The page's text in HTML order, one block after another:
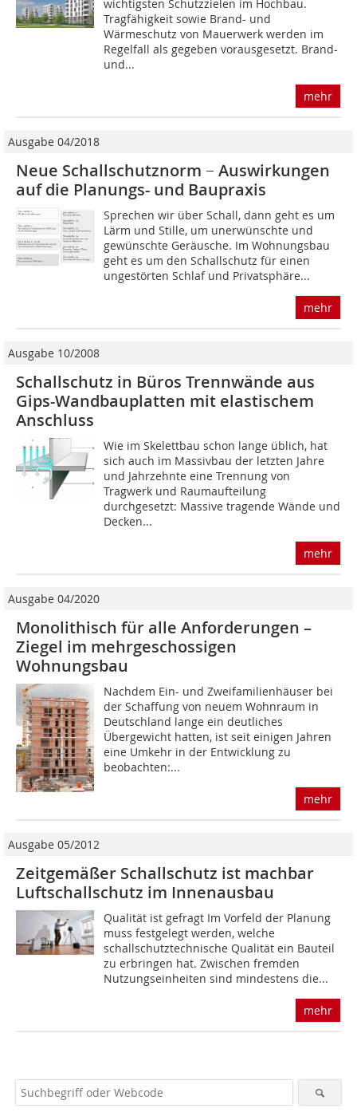
wichtigsten Schutzzielen im Hochbau.
Tragfähigkeit sowie Brand- und
Wärmeschutz von Mauerwerk werden im
Regelfall als gegeben vorausgesetzt. Brand-
und...
mehr
Ausgabe 04/2018
Neue Schallschutznorm − Auswirkungen
auf die Planungs- und Baupraxis
Sprechen wir über Schall, dann geht es um
Lärm und Stille, um unerwünschte und
gewünschte Geräusche. Im Wohnungsbau
geht es um den Schallschutz für einen
ungestörten Schlaf und Privatsphäre...
mehr
Ausgabe 10/2008
Schallschutz in Büros Trennwände aus
Gips-Wandbauplatten mit elastischem
Anschluss
Wie im Skelettbau schon lange üblich, hat
sich auch im Massivbau der letzten Jahre
und Jahrzehnte eine Trennung von
Tragwerk und Raum­aufteilung
durchgesetzt: Massive tragende Wände und
Decken...
mehr
Ausgabe 04/2020
Monolithisch für alle Anforderungen –
Ziegel im mehrgeschossigen
Wohnungsbau
Nachdem Ein- und Zweifamilienhäuser bei
der Schaffung von neuem Wohnraum in
Deutschland lange ein deutliches
Übergewicht hatten, ist seit einigen Jahren
eine Umkehr in der Entwicklung zu
beobachten:...
mehr
Ausgabe 05/2012
Zeitgemäßer Schallschutz ist machbar
Luftschallschutz im Innenausbau
Qualität ist gefragt Im Vorfeld der Planung
muss festgelegt werden, welche
schallschutztechnische Qualität ein Bauteil
zu erbringen hat. Zwischen fremden
Nutzungseinheiten sind mindestens die...
mehr